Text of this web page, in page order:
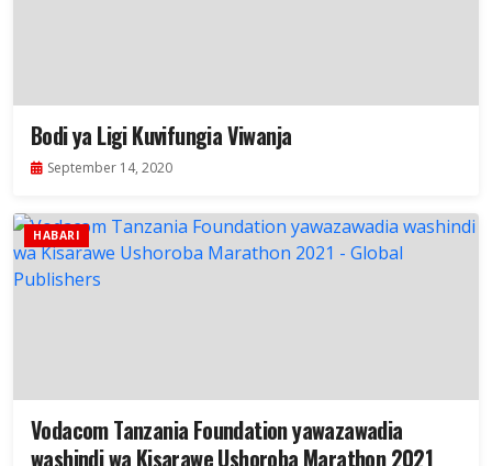
Bodi ya Ligi Kuvifungia Viwanja
September 14, 2020
HABARI
Vodacom Tanzania Foundation yawazawadia
washindi wa Kisarawe Ushoroba Marathon 2021